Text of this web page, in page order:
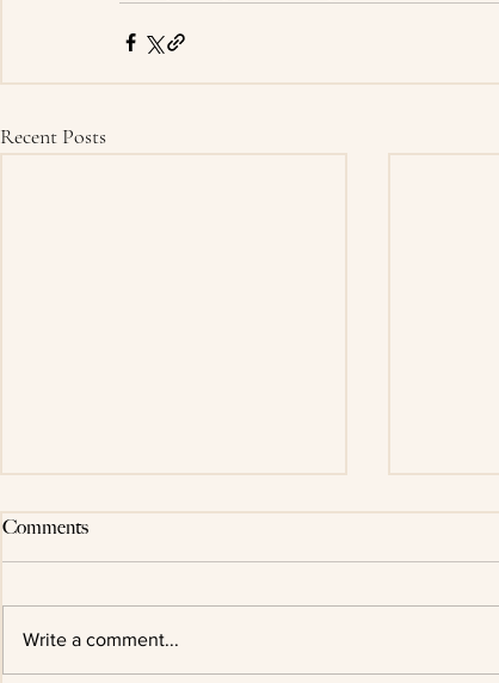
Recent Posts
Comments
Write a comment...